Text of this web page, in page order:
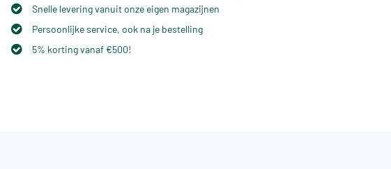
Snelle levering vanuit onze eigen magazijnen
Persoonlijke service, ook na je bestelling
5% korting vanaf €500!